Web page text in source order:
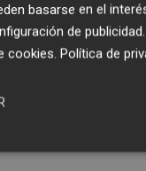
el
182 centros
fuentes.
basarse en el
de publicidad
cookies. Política de